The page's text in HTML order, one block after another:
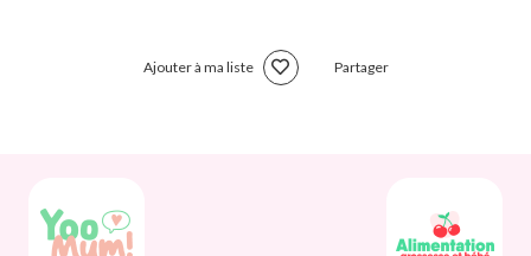
Ajouter à ma liste Partager